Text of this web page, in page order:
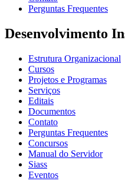
Perguntas Frequentes
Desenvolvimento
Estrutura Organizacional
Cursos
Projetos e Programas
Serviços
Editais
Documentos
Contato
Perguntas Frequentes
Concursos
Manual do Servidor
Siass
Eventos